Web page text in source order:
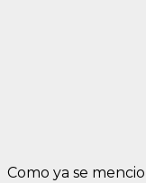
Como ya se